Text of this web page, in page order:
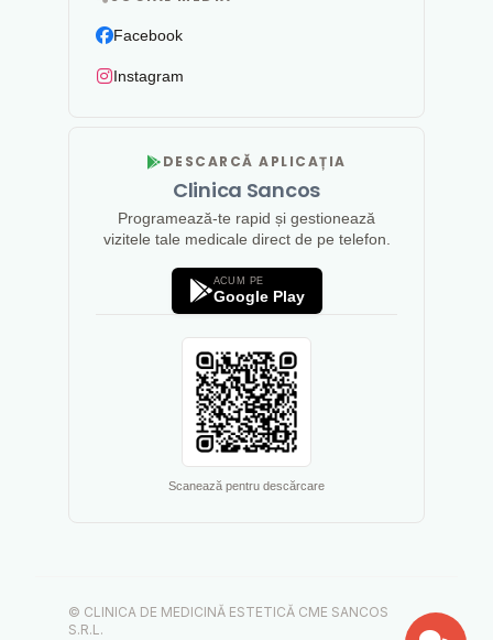
Facebook
Instagram
DESCARCĂ APLICAȚIA
Clinica Sancos
Programează-te rapid și gestionează
vizitele tale medicale direct de pe telefon.
ACUM PE
Google Play
Scanează pentru descărcare
© CLINICA DE MEDICINĂ ESTETICĂ CME SANCOS
S.R.L.